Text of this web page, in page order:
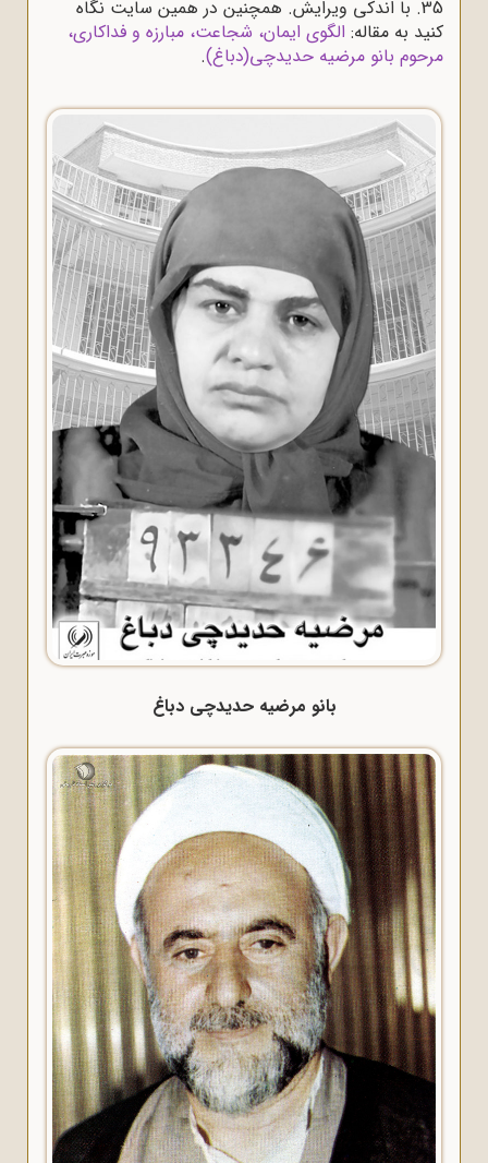
35. با اندکی ویرایش. همچنین در همین سایت نگاه
کنید به مقاله: الگوی ایمان، شجاعت، مبارزه و فداکاری،
مرحوم بانو مرضیه حدیدچی(دباغ).
بانو مرضیه حدیدچی دباغ